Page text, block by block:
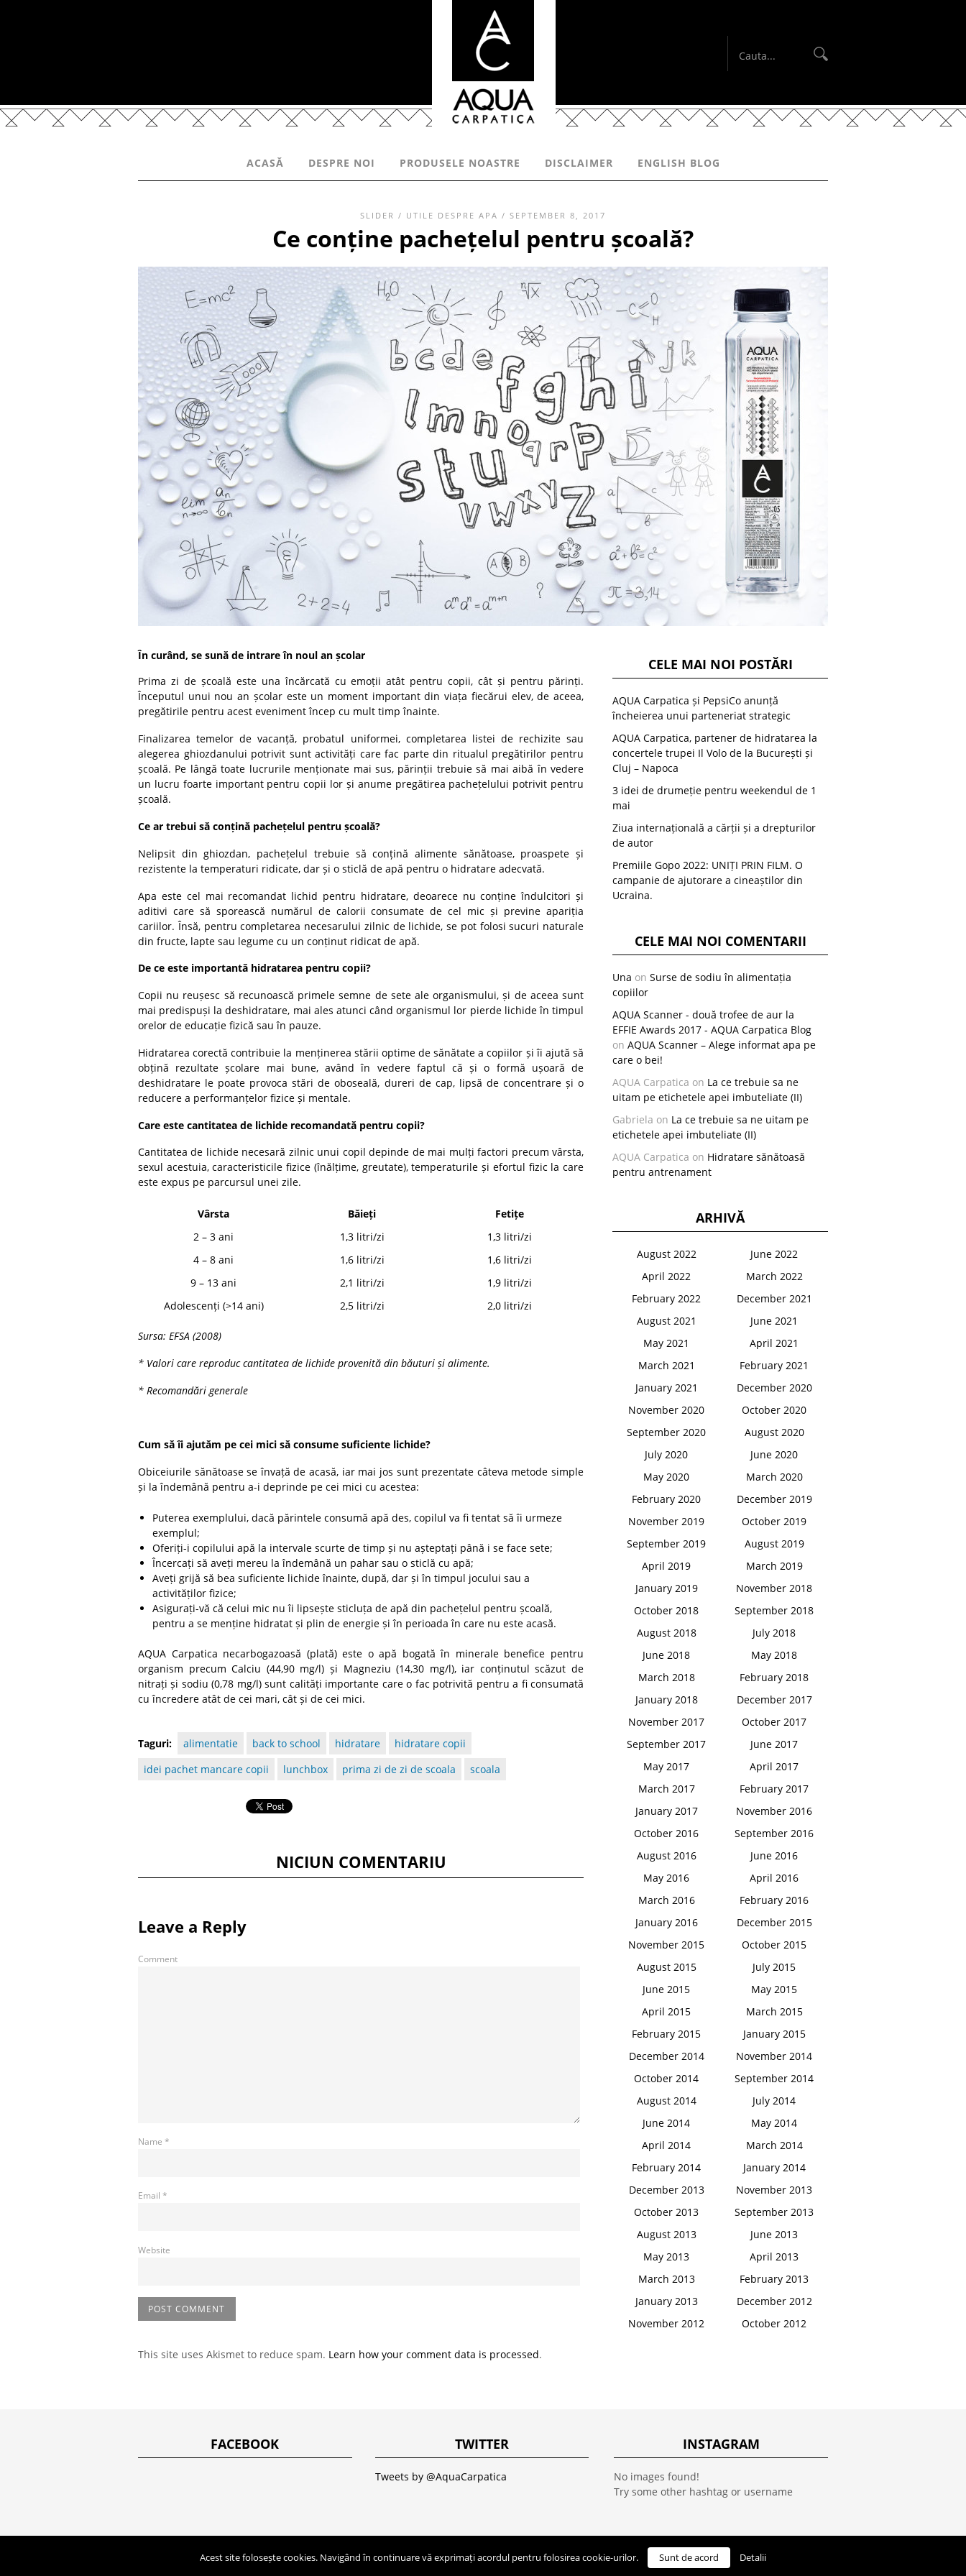
ACASĂ DESPRE NOI PRODUSELE NOASTRE DISCLAIMER ENGLISH BLOG
SLIDER / UTILE DESPRE APA / SEPTEMBER 8, 2017
Ce conține pachețelul pentru școală?
În curând, se sună de intrare în noul an școlar
Prima zi de școală este una încărcată cu emoții atât pentru copii, cât și pentru părinți.
Începutul unui nou an școlar este un moment important din viața fiecărui elev, de aceea,
pregătirile pentru acest eveniment încep cu mult timp înainte.
Finalizarea temelor de vacanță, probatul uniformei, completarea listei de rechizite sau
alegerea ghiozdanului potrivit sunt activități care fac parte din ritualul pregătirilor pentru
școală. Pe lângă toate lucrurile menționate mai sus, părinții trebuie să mai aibă în vedere
un lucru foarte important pentru copii lor și anume pregătirea pachețelului potrivit pentru
școală.
Ce ar trebui să conțină pachețelul pentru școală?
Nelipsit din ghiozdan, pachețelul trebuie să conțină alimente sănătoase, proaspete și
rezistente la temperaturi ridicate, dar și o sticlă de apă pentru o hidratare adecvată.
Apa este cel mai recomandat lichid pentru hidratare, deoarece nu conține îndulcitori și
aditivi care să sporească numărul de calorii consumate de cel mic și previne apariția
cariilor. Însă, pentru completarea necesarului zilnic de lichide, se pot folosi sucuri naturale
din fructe, lapte sau legume cu un conținut ridicat de apă.
De ce este importantă hidratarea pentru copii?
Copii nu reușesc să recunoască primele semne de sete ale organismului, și de aceea sunt
mai predispuși la deshidratare, mai ales atunci când organismul lor pierde lichide în timpul
orelor de educație fizică sau în pauze.
Hidratarea corectă contribuie la menținerea stării optime de sănătate a copiilor și îi ajută să
obțină rezultate școlare mai bune, având în vedere faptul că și o formă ușoară de
deshidratare le poate provoca stări de oboseală, dureri de cap, lipsă de concentrare și o
reducere a performanțelor fizice și mentale.
Care este cantitatea de lichide recomandată pentru copii?
Cantitatea de lichide necesară zilnic unui copil depinde de mai mulți factori precum vârsta,
sexul acestuia, caracteristicile fizice (înălțime, greutate), temperaturile și efortul fizic la care
este expus pe parcursul unei zile.
Vârsta Băieți
Fetițe
2 – 3 ani
1,3 litri/zi
1,3 litri/zi
4 – 8 ani
1,6 litri/zi
1,6 litri/zi
9 – 13 ani
2,1 litri/zi
1,9 litri/zi
Adolescenți (>14 ani)
2,5 litri/zi 2,0 litri/zi
Sursa: EFSA (2008)
* Valori care reproduc cantitatea de lichide provenită din băuturi și alimente.
* Recomandări generale
Cum să îi ajutăm pe cei mici să consume suficiente lichide?
Obiceiurile sănătoase se învață de acasă, iar mai jos sunt prezentate câteva metode simple
și la îndemână pentru a-i deprinde pe cei mici cu acestea:
Puterea exemplului, dacă părintele consumă apă des, copilul va fi tentat să îi urmeze
exemplul;
Oferiți-i copilului apă la intervale scurte de timp și nu așteptați până i se face sete;
Încercați să aveți mereu la îndemână un pahar sau o sticlă cu apă;
Aveți grijă să bea suficiente lichide înainte, după, dar și în timpul jocului sau a
activităților fizice;
Asigurați-vă că celui mic nu îi lipsește sticluța de apă din pachețelul pentru școală,
pentru a se menține hidratat și plin de energie și în perioada în care nu este acasă.
AQUA Carpatica necarbogazoasă (plată) este o apă bogată în minerale benefice pentru
organism precum Calciu (44,90 mg/l) și Magneziu (14,30 mg/l), iar conținutul scăzut de
nitrați și sodiu (0,78 mg/l) sunt calități importante care o fac potrivită pentru a fi consumată
cu încredere atât de cei mari, cât și de cei mici.
Taguri: alimentatie back to school hidratare
hidratare copii
idei pachet mancare copii
lunchbox prima zi de zi de scoala scoala
NICIUN COMENTARIU
Leave a Reply
Comment
Name *
Email *
Website
This site uses Akismet to reduce spam. Learn how your comment data is processed.
CELE MAI NOI POSTĂRI
AQUA Carpatica și PepsiCo anunță
încheierea unui parteneriat strategic
AQUA Carpatica, partener de hidratarea la
concertele trupei Il Volo de la București și
Cluj – Napoca
3 idei de drumeție pentru weekendul de 1
mai
Ziua internațională a cărții și a drepturilor
de autor
Premiile Gopo 2022: UNIȚI PRIN FILM. O
campanie de ajutorare a cineaștilor din
Ucraina.
CELE MAI NOI COMENTARII
Una on Surse de sodiu în alimentația
copiilor
AQUA Scanner - două trofee de aur la
EFFIE Awards 2017 - AQUA Carpatica Blog
on AQUA Scanner – Alege informat apa pe
care o bei!
AQUA Carpatica on La ce trebuie sa ne
uitam pe etichetele apei imbuteliate (II)
Gabriela on La ce trebuie sa ne uitam pe
etichetele apei imbuteliate (II)
AQUA Carpatica on Hidratare sănătoasă
pentru antrenament
ARHIVĂ
August 2022
June 2022
April 2022
March 2022
February 2022
December 2021
August 2021
June 2021
May 2021
April 2021
March 2021
February 2021
January 2021
December 2020
November 2020
October 2020
September 2020
August 2020
July 2020
June 2020
May 2020
March 2020
February 2020
December 2019
November 2019
October 2019
September 2019
August 2019
April 2019
March 2019
January 2019
November 2018
October 2018
September 2018
August 2018
July 2018
June 2018
May 2018
March 2018
February 2018
January 2018
December 2017
November 2017
October 2017
September 2017
June 2017
May 2017
April 2017
March 2017
February 2017
January 2017
November 2016
October 2016
September 2016
August 2016
June 2016
May 2016
April 2016
March 2016
February 2016
January 2016
December 2015
November 2015
October 2015
August 2015
July 2015
June 2015
May 2015
April 2015
March 2015
February 2015
January 2015
December 2014
November 2014
October 2014
September 2014
August 2014
July 2014
June 2014
May 2014
April 2014
March 2014
February 2014
January 2014
December 2013
November 2013
October 2013
September 2013
August 2013
June 2013
May 2013
April 2013
March 2013
February 2013
January 2013
December 2012
November 2012
October 2012
FACEBOOK TWITTER
Tweets by @AquaCarpatica
INSTAGRAM
No images found!
Try some other hashtag or username
Acest site folosește cookies. Navigând în continuare vă exprimați acordul pentru folosirea cookie-urilor. Sunt de acord Detalii